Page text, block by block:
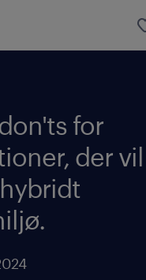
0
for
der vil